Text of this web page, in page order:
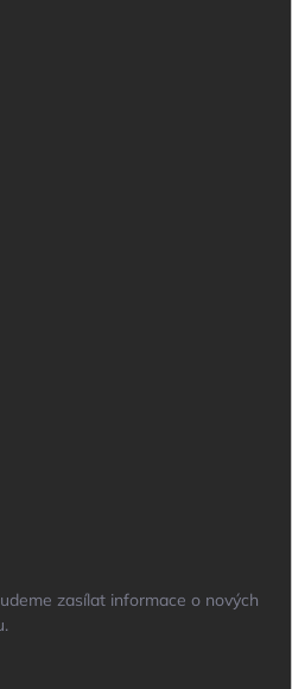
zasílat informace o nových